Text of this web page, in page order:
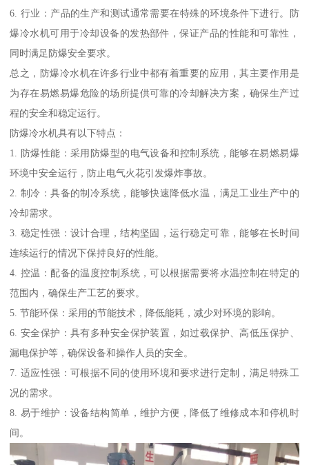
6. 行业：产品的生产和测试通常需要在特殊的环境条件下进行。防
爆冷水机可用于冷却设备的发热部件，保证产品的性能和可靠性，
同时满足防爆安全要求。
总之，防爆冷水机在许多行业中都有着重要的应用，其主要作用是
为存在易燃易爆危险的场所提供可靠的冷却解决方案，确保生产过
程的安全和稳定运行。
防爆冷水机具有以下特点：
1. 防爆性能：采用防爆型的电气设备和控制系统，能够在易燃易爆
环境中安全运行，防止电气火花引发爆炸事故。
2. 制冷：具备的制冷系统，能够快速降低水温，满足工业生产中的
冷却需求。
3. 稳定性强：设计合理，结构坚固，运行稳定可靠，能够在长时间
连续运行的情况下保持良好的性能。
4. 控温：配备的温度控制系统，可以根据需要将水温控制在特定的
范围内，确保生产工艺的要求。
5. 节能环保：采用的节能技术，降低能耗，减少对环境的影响。
6. 安全保护：具有多种安全保护装置，如过载保护、高低压保护、
漏电保护等，确保设备和操作人员的安全。
7. 适应性强：可根据不同的使用环境和要求进行定制，满足特殊工
况的需求。
8. 易于维护：设备结构简单，维护方便，降低了维修成本和停机时
间。